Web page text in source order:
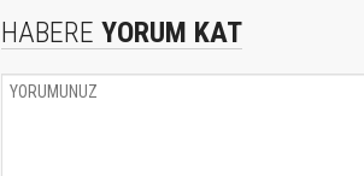
HABERE YORUM KAT